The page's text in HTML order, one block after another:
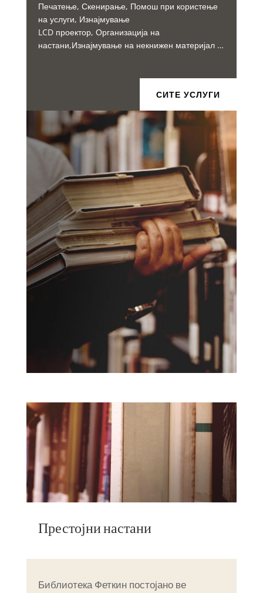
Печатење, Скенирање, Помош при користење
на услуги, Изнајмување
LCD проектор, Организација на
настани,Изнајмување на некнижен материјал …
СИТЕ УСЛУГИ
Престојни настани
Библиотека Феткин постојано ве